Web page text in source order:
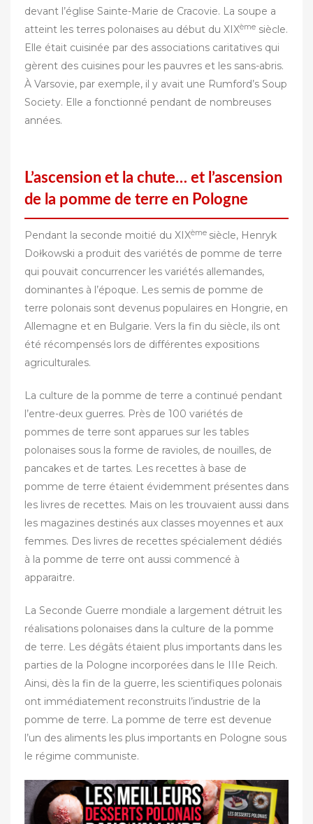
devant ‎‎l’église Sainte-Marie de Cracovie.‎‎ La soupe a
atteint les terres polonaises au début du XIXème siècle.
Elle était cuisinée par des associations caritatives qui
gèrent des cuisines pour les pauvres et les sans-abris.
À Varsovie, par exemple, il y avait une Rumford’s Soup
Society. Elle a fonctionné pendant de nombreuses
années. ‎
L’ascension et la chute… et l’ascension
de la pomme de terre en Pologne
Pendant la seconde moitié du XIXème siècle, Henryk
Dołkowski a produit des variétés de pomme de terre
qui pouvait concurrencer les variétés allemandes,
dominantes à l’époque. Les semis de pomme de
terre polonais sont devenus populaires en Hongrie, en
Allemagne et en Bulgarie. Vers la fin du siècle, ils ont
été récompensés lors de différentes expositions
agriculturales.
La culture de la pomme de terre a continué pendant
l’entre-deux guerres. Près de 100 variétés de
pommes de terre sont apparues sur les tables
polonaises sous la forme de ravioles, de nouilles, de
pancakes et de tartes. Les recettes à base de
pomme de terre étaient évidemment présentes dans
les livres de recettes. Mais on les trouvaient aussi dans
les magazines destinés aux classes moyennes et aux
femmes. Des livres de recettes spécialement dédiés
à la pomme de terre ont aussi commencé à
apparaitre.
‎La Seconde Guerre mondiale a largement détruit les
réalisations polonaises dans la culture de la pomme
de terre. Les dégâts étaient plus importants dans les
parties de la Pologne incorporées dans le IIIe Reich.
Ainsi, dès la fin de la guerre, les scientifiques polonais
ont immédiatement reconstruits l’industrie de la
pomme de terre. La pomme de terre est devenue
l’un des aliments les plus importants en Pologne sous
le régime communiste.‎